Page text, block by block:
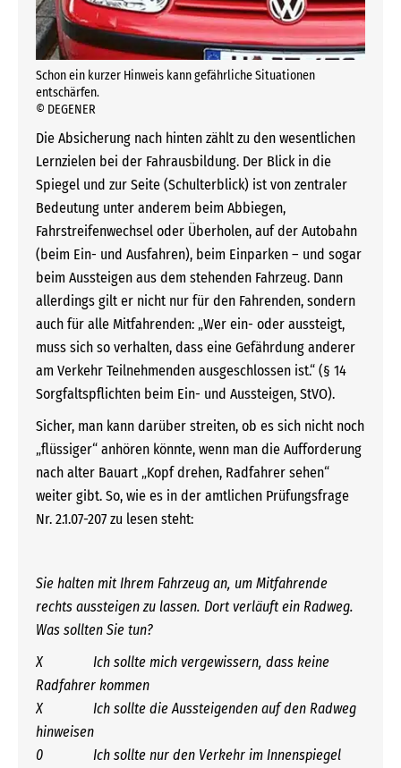
Schon ein kurzer Hinweis kann gefährliche Situationen
entschärfen.
© DEGENER
Die Absicherung nach hinten zählt zu den wesentlichen
Lernzielen bei der Fahrausbildung. Der Blick in die
Spiegel und zur Seite (Schulterblick) ist von zentraler
Bedeutung unter anderem beim Abbiegen,
Fahrstreifenwechsel oder Überholen, auf der Autobahn
(beim Ein- und Ausfahren), beim Einparken – und sogar
beim Aussteigen aus dem stehenden Fahrzeug. Dann
allerdings gilt er nicht nur für den Fahrenden, sondern
auch für alle Mitfahrenden: „Wer ein- oder aussteigt,
muss sich so verhalten, dass eine Gefährdung anderer
am Verkehr Teilnehmenden ausgeschlossen ist.“ (§ 14
Sorgfaltspflichten beim Ein- und Aussteigen, StVO).
Sicher, man kann darüber streiten, ob es sich nicht noch
„flüssiger“ anhören könnte, wenn man die Aufforderung
nach alter Bauart „Kopf drehen, Radfahrer sehen“
weiter gibt. So, wie es in der amtlichen Prüfungsfrage
Nr. 2.1.07-207 zu lesen steht:
Sie halten mit Ihrem Fahrzeug an, um Mitfahrende
rechts aussteigen zu lassen. Dort verläuft ein Radweg.
Was sollten Sie tun?
X Ich sollte mich vergewissern, dass keine
Radfahrer kommen
X Ich sollte die Aussteigenden auf den Radweg
hinweisen
0 Ich sollte nur den Verkehr im Innenspiegel